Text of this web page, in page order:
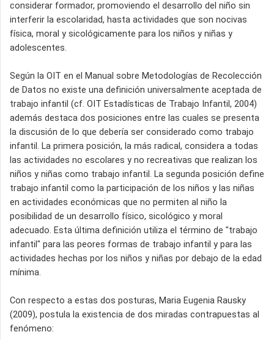
considerar formador, promoviendo el desarrollo del niño sin
interferir la escolaridad, hasta actividades que son nocivas
física, moral y sicológicamente para los niños y niñas y
adolescentes.
Según la OIT en el Manual sobre Metodologías de Recolección
de Datos no existe una definición universalmente aceptada de
trabajo infantil (cf. OIT Estadísticas de Trabajo Infantil, 2004)
además destaca dos posiciones entre las cuales se presenta
la discusión de lo que debería ser considerado como trabajo
infantil. La primera posición, la más radical, considera a todas
las actividades no escolares y no recreativas que realizan los
niños y niñas como trabajo infantil. La segunda posición define
trabajo infantil como la participación de los niños y las niñas
en actividades económicas que no permiten al niño la
posibilidad de un desarrollo físico, sicológico y moral
adecuado. Esta última definición utiliza el término de "trabajo
infantil" para las peores formas de trabajo infantil y para las
actividades hechas por los niños y niñas por debajo de la edad
mínima.
Con respecto a estas dos posturas, Maria Eugenia Rausky
(2009), postula la existencia de dos miradas contrapuestas al
fenómeno: